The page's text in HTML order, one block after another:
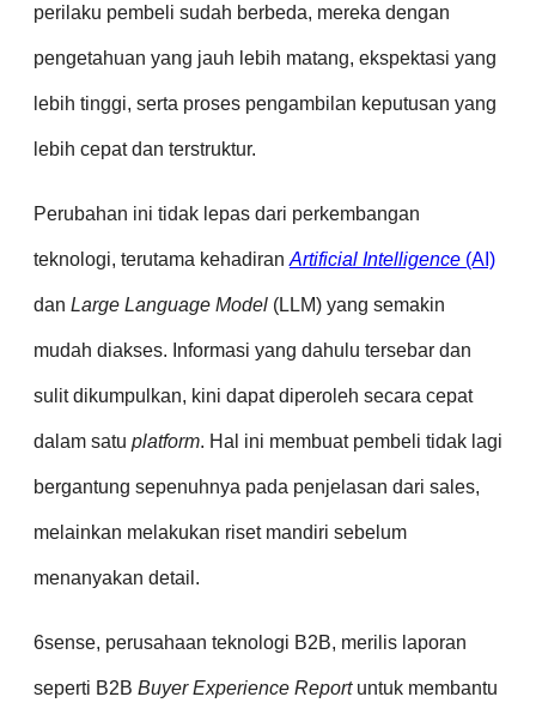
perilaku pembeli sudah berbeda, mereka dengan
pengetahuan yang jauh lebih matang, ekspektasi yang
lebih tinggi, serta proses pengambilan keputusan yang
lebih cepat dan terstruktur.
Perubahan ini tidak lepas dari perkembangan
teknologi, terutama kehadiran Artificial Intelligence (AI)
dan Large Language Model (LLM) yang semakin
mudah diakses. Informasi yang dahulu tersebar dan
sulit dikumpulkan, kini dapat diperoleh secara cepat
dalam satu platform. Hal ini membuat pembeli tidak lagi
bergantung sepenuhnya pada penjelasan dari sales,
melainkan melakukan riset mandiri sebelum
menanyakan detail.
6sense, perusahaan teknologi B2B, merilis laporan
seperti B2B Buyer Experience Report untuk membantu